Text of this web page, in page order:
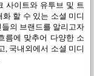
사이트와 유투브 및 트
할 수 있는 소셜 미디
의 브랜드를 알리고자
름에 맞추어 다양한 소
, 국내외에서 소셜 미디